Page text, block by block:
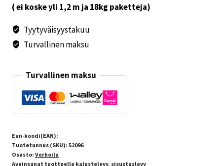
määrä
( ei koske yli 1,2 m ja 18kg paketteja)
Tyytyväisyystakuu
Turvallinen maksu
Turvallinen maksu
Ean-koodi(EAN):
Tuotetunnus (SKU): 52096
Osasto: Verhoilu
Avainsanat tuotteelle kalustelevy, sisustuslevy